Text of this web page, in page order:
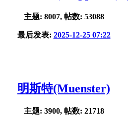
主题: 8007, 帖数: 53088
最后发表: 2025-12-25 07:22
明斯特(Muenster)
主题: 3900, 帖数: 21718